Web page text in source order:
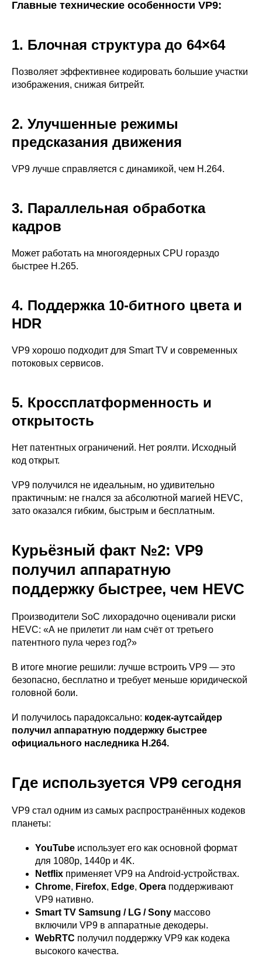
Главные технические особенности VP9:
1. Блочная структура до 64×64
Позволяет эффективнее кодировать большие участки
изображения, снижая битрейт.
2. Улучшенные режимы
предсказания движения
VP9 лучше справляется с динамикой, чем H.264.
3. Параллельная обработка
кадров
Может работать на многоядерных CPU гораздо
быстрее H.265.
4. Поддержка 10-битного цвета и
HDR
VP9 хорошо подходит для Smart TV и современных
потоковых сервисов.
5. Кроссплатформенность и
открытость
Нет патентных ограничений. Нет роялти. Исходный
код открыт.
VP9 получился не идеальным, но удивительно
практичным: не гнался за абсолютной магией HEVC,
зато оказался гибким, быстрым и бесплатным.
Курьёзный факт №2: VP9
получил аппаратную
поддержку быстрее, чем HEVC
Производители SoC лихорадочно оценивали риски
HEVC: «А не прилетит ли нам счёт от третьего
патентного пула через год?»
В итоге многие решили: лучше встроить VP9 — это
безопасно, бесплатно и требует меньше юридической
головной боли.
И получилось парадоксально: кодек-аутсайдер
получил аппаратную поддержку быстрее
официального наследника H.264.
Где используется VP9 сегодня
VP9 стал одним из самых распространённых кодеков
планеты:
YouTube использует его как основной формат
для 1080p, 1440p и 4K.
Netflix применяет VP9 на Android-устройствах.
Chrome, Firefox, Edge, Opera поддерживают
VP9 нативно.
Smart TV Samsung / LG / Sony массово
включили VP9 в аппаратные декодеры.
WebRTC получил поддержку VP9 как кодека
высокого качества.